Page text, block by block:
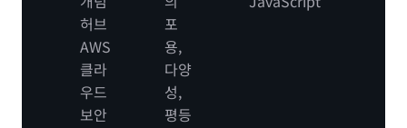
허브
AWS
클라
우드
보안
포
용,
다양
성,
평등